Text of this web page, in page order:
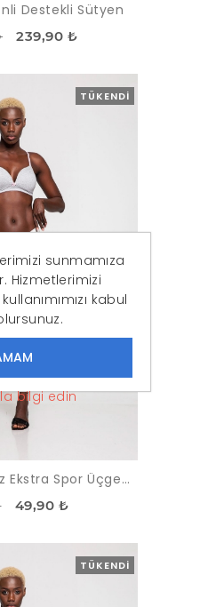
Destekli Sütyen
239,90 ₺
TÜKENDI
Kadın Gri Desteksiz Ekstra Spor Üçgen Sütyen
49,90 ₺
TÜKENDI
sunmamıza
Hizmetlerimizi
kabul
bilgi edin